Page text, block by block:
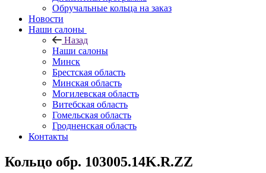
Обручальные кольца на заказ
Новости
Наши салоны
Назад
Наши салоны
Минск
Брестская область
Минская область
Могилевская область
Витебская область
Гомельская область
Гродненская область
Контакты
Кольцо обр. 103005.14K.R.ZZ